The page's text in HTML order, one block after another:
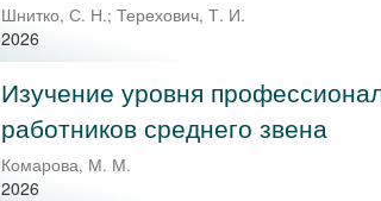
Шнитко, С. Н.;Терехович, Т. И.
2026
Изучение уровня
работников среднего звена
Комарова, М. М.
2026